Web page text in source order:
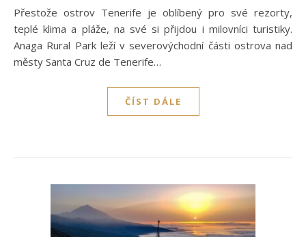
Přestože ostrov Tenerife je oblíbený pro své rezorty,
teplé klima a pláže, na své si přijdou i milovníci turistiky.
Anaga Rural Park leží v severovýchodní části ostrova nad
městy Santa Cruz de Tenerife…
ČÍST DÁLE